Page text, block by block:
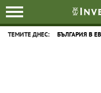
ТЕМИТЕ ДНЕС: БЪЛГАРИЯ В